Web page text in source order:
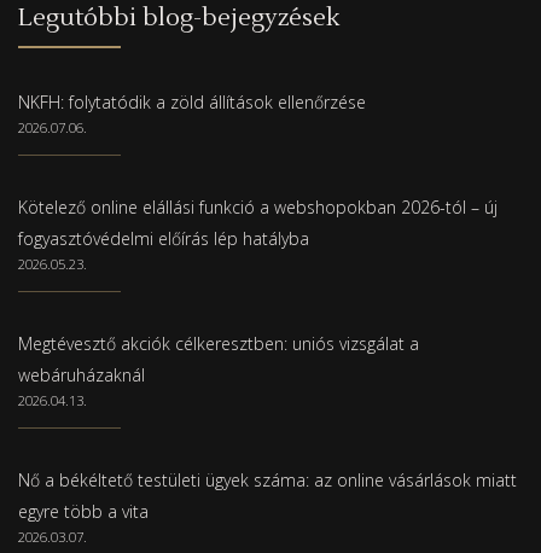
Legutóbbi blog-bejegyzések
NKFH: folytatódik a zöld állítások ellenőrzése
2026.07.06.
Kötelező online elállási funkció a webshopokban 2026-tól – új
fogyasztóvédelmi előírás lép hatályba
2026.05.23.
Megtévesztő akciók célkeresztben: uniós vizsgálat a
webáruházaknál
2026.04.13.
Nő a békéltető testületi ügyek száma: az online vásárlások miatt
egyre több a vita
2026.03.07.